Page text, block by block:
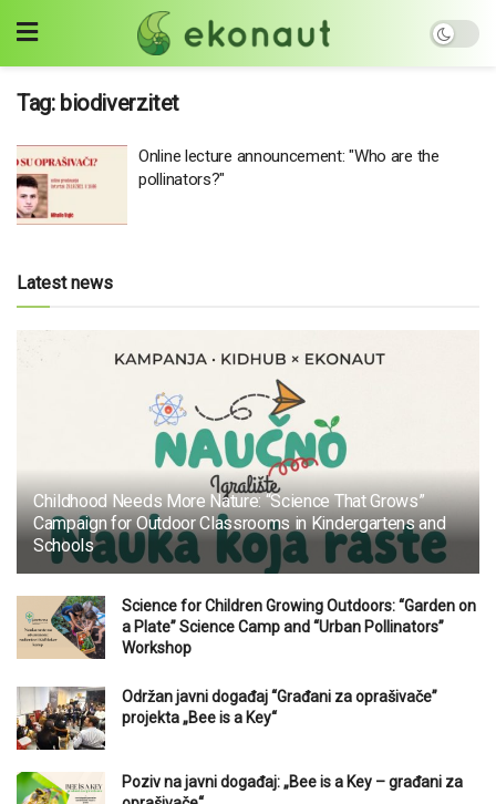
Tag: biodiverzitet
Online lecture announcement: "Who are the
pollinators?"
Latest news
Childhood Needs More Nature: “Science That Grows”
Campaign for Outdoor Classrooms in Kindergartens and
Schools
Science for Children Growing Outdoors: “Garden on
a Plate” Science Camp and “Urban Pollinators”
Workshop
Održan javni događaj “Građani za oprašivače”
projekta „Bee is a Key“
Poziv na javni događaj: „Bee is a Key – građani za